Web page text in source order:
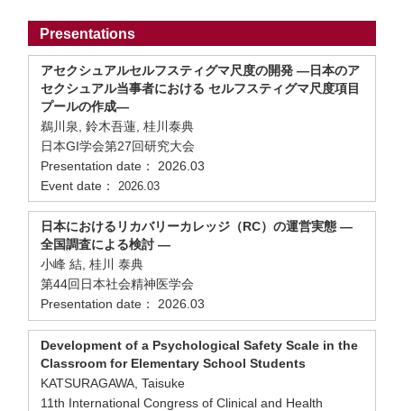
Presentations
アセクシュアルセルフスティグマ尺度の開発 —日本のア
セクシュアル当事者における セルフスティグマ尺度項目
プールの作成—
鵜川泉, 鈴木吾蓮, 桂川泰典
日本GI学会第27回研究大会
Presentation date： 2026.03
Event date： 2026.03
日本におけるリカバリーカレッジ（RC）の運営実態 ―
全国調査による検討 ―
小峰 結, 桂川 泰典
第44回日本社会精神医学会
Presentation date： 2026.03
Development of a Psychological Safety Scale in the
Classroom for Elementary School Students
KATSURAGAWA, Taisuke
11th International Congress of Clinical and Health